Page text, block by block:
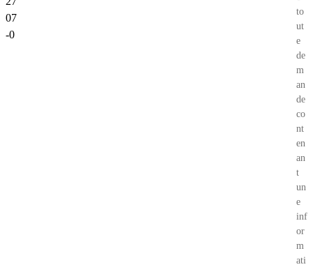
07
-0
to
ut
e
de
m
an
de
co
nt
en
an
t
un
e
inf
or
m
ati